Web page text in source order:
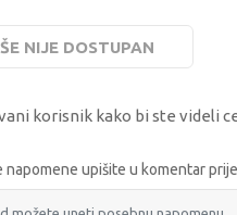
NIJE DOSTUPAN
korisnik kako bi ste videli
upišite u komentar